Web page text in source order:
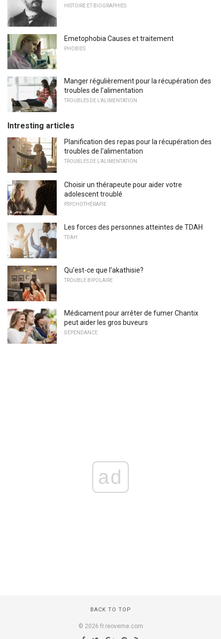
HISTOIRE ET BIOGRAPHIES
Emetophobia Causes et traitement
PHOBIES
Manger régulièrement pour la récupération des
troubles de l'alimentation
TROUBLES DE L'ALIMENTATION
Intresting articles
Planification des repas pour la récupération des
troubles de l'alimentation
TROUBLES DE L'ALIMENTATION
Choisir un thérapeute pour aider votre
adolescent troublé
PSYCHOTHÉRAPIE
Les forces des personnes atteintes de TDAH
TDAH
Qu'est-ce que l'akathisie?
TROUBLE BIPOLAIRE
Médicament pour arrêter de fumer Chantix
peut aider les gros buveurs
DÉPENDANCE
ad
BACK TO TOP
© 2026 fr.reoveme.com